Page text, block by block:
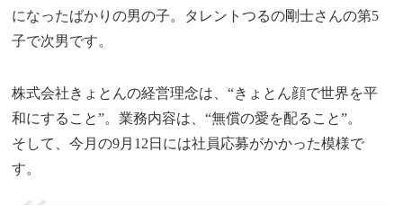
になったばかりの男の子。タレントつるの剛士さんの第5
子で次男です。
株式会社きょとんの経営理念は、“きょとん顔で世界を平
和にすること”。業務内容は、“無償の愛を配ること”。
そして、今月の9月12日には社員応募がかかった模様で
す。